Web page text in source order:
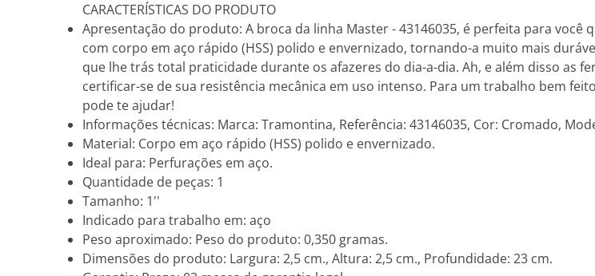
CARACTERÍSTICAS DO PRODUTO
Apresentação do produto: A broca da linha Master - 43146035, é perfeita para
com corpo em aço rápido (HSS) polido e envernizado, tornando-a muito mais
que lhe trás total praticidade durante os afazeres do dia-a-dia. Ah, e além disso as
certificar-se de sua resistência mecânica em uso intenso. Para um trabalho bem
pode te ajudar!
Informações técnicas: Marca: Tramontina, Referência: 43146035, Cor: Cromado,
Material: Corpo em aço rápido (HSS) polido e envernizado.
Ideal para: Perfurações em aço.
Quantidade de peças: 1
Tamanho: 1''
Indicado para trabalho em: aço
Peso aproximado: Peso do produto: 0,350 gramas.
Dimensões do produto: Largura: 2,5 cm., Altura: 2,5 cm., Profundidade: 23 cm.